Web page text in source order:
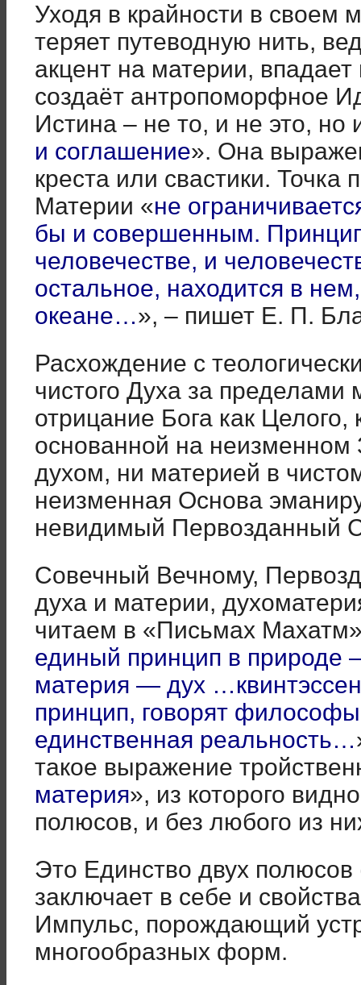
Уходя в крайности в своем
теряет путеводную нить,
акцент на материи,
создаёт антропоморфное
Истина – не то, и не это, но
и соглашение». Она
креста или свастики. Точка
Материи «не
бы и совершенным.
человечестве, и
остальное, находится в
океане…», – пишет Е. П.
Расхождение с
чистого Духа за пределами
отрицание Бога как
основанной на неизменном
духом, ни материей в
неизменная Основа
невидимый Первозданный
Совечный Вечному,
духа и материи,
читаем в «Письмах
единый принцип в
материя — дух
принцип, говорят
единственная реальность…
такое выражение
материя», из которого
полюсов, и без любого из
Это Единство двух полюсов
заключает в себе и
Импульс, порождающий
многообразных форм.